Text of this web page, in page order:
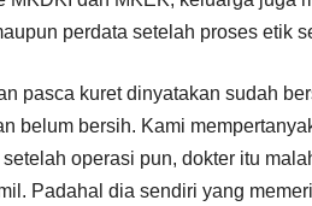
perdata setelah proses etik
pasca kuret dinyatakan sudah
belum bersih. Kami
operasi pun, dokter itu
Padahal dia sendiri yang